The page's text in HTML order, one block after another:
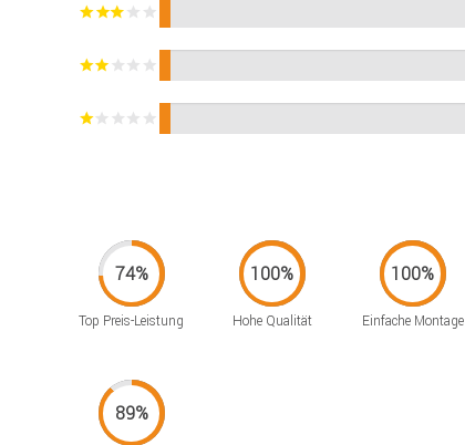
Top Preis-Leistung Hohe Qualität Einfache Montage